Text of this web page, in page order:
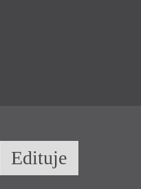
Edituje